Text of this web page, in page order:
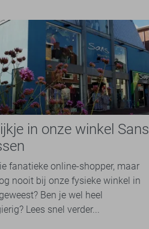
in onze winkel Sans
fanatieke online-shopper, maar
nooit bij onze fysieke winkel in
Ben je wel heel
Lees snel verder...